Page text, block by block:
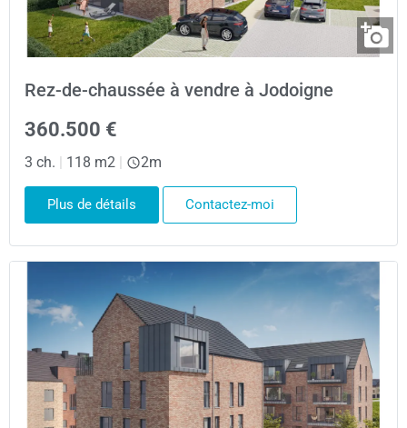
Rez-de-chaussée à vendre à Jodoigne
360.500 €
3 ch. | 118 m2 | 2m
Plus de détails Contactez-moi